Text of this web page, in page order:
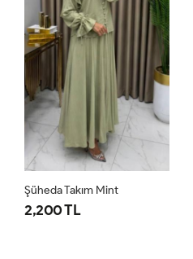
Şüheda Takım Mint
2,200 TL